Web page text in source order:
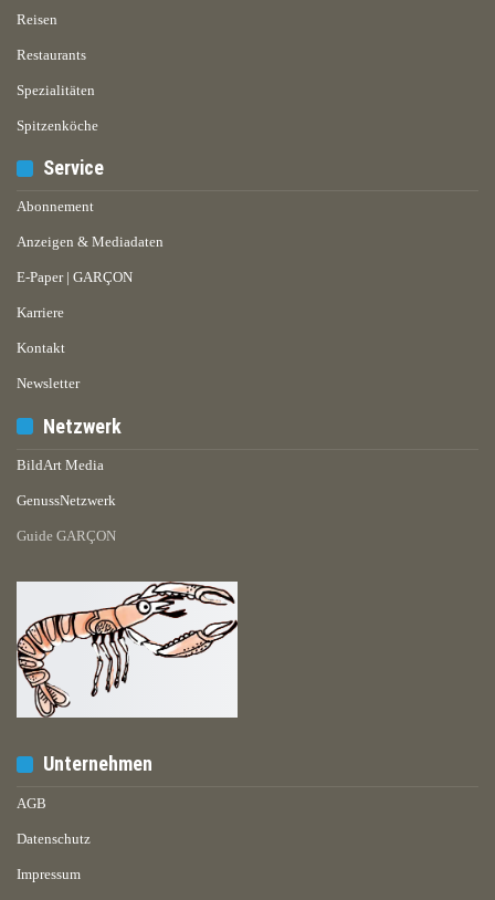
Reisen
Restaurants
Spezialitäten
Spitzenköche
Service
Abonnement
Anzeigen & Mediadaten
E-Paper | GARÇON
Karriere
Kontakt
Newsletter
Netzwerk
BildArt Media
GenussNetzwerk
Guide GARÇON
Unternehmen
AGB
Datenschutz
Impressum